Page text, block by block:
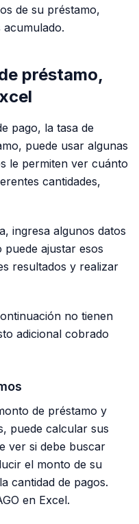
de su préstamo,
préstamo,
pago, la tasa de
puede usar algunas
le permiten ver cuánto
cantidades,
ingresa algunos datos
ajustar esos
resultados y realizar
no tienen
adicional cobrado
de préstamo y
puede calcular sus
ver si debe buscar
el monto de su
cantidad de pagos.
en Excel.